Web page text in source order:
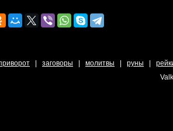
заговоры молитвы руны